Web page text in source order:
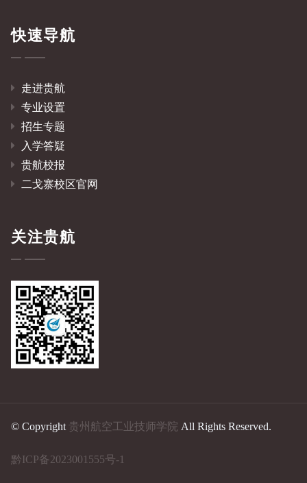
快速导航
走进贵航
专业设置
招生专题
入学答疑
贵航校报
二戈寨校区官网
关注贵航
© Copyright 贵州航空工业技师学院 All Rights Reserved.
黔ICP备2023001555号-1